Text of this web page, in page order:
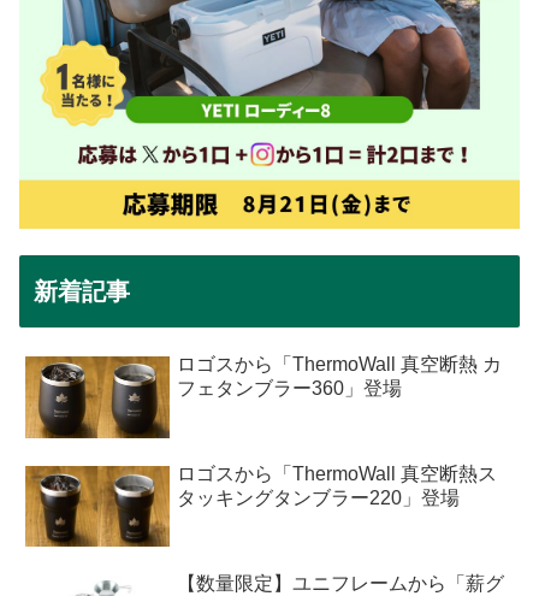
新着記事
ロゴスから「ThermoWall 真空断熱 カ
フェタンブラー360」登場
ロゴスから「ThermoWall 真空断熱ス
タッキングタンブラー220」登場
【数量限定】ユニフレームから「薪グ